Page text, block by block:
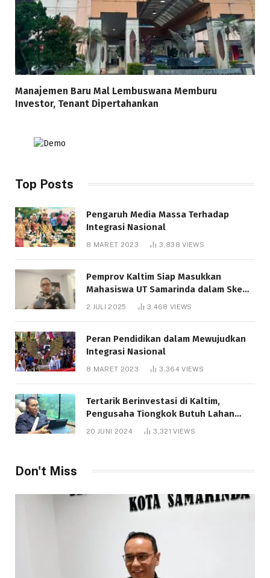
Manajemen Baru Mal Lembuswana Memburu
Investor, Tenant Dipertahankan
Top Posts
Pengaruh Media Massa Terhadap
Integrasi Nasional
8 MARET 2023 3,838VIEWS
Pemprov Kaltim Siap Masukkan
Mahasiswa UT Samarinda dalam Skema
Bantuan Pendidikan Gratispol
2 JULI 2025 3,468 VIEWS
Peran Pendidikan dalam Mewujudkan
Integrasi Nasional
8 MARET 2023 3,364VIEWS
Tertarik Berinvestasi di Kaltim,
Pengusaha Tiongkok Butuh Lahan
1.000 Hektare
20 JUNI 2024 3,321VIEWS
Don't Miss